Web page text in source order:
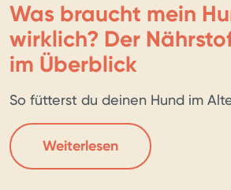
Was braucht mein
wirklich? Der
im Überblick
So fütterst du deinen Hund im
Weiterlesen